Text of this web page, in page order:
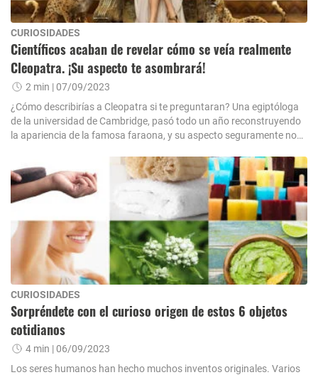
CURIOSIDADES
Científicos acaban de revelar cómo se veía realmente
Cleopatra. ¡Su aspecto te asombrará!
2 min | 07/09/2023
¿Cómo describirías a Cleopatra si te preguntaran? Una egiptóloga
de la universidad de Cambridge, pasó todo un año reconstruyendo
la apariencia de la famosa faraona, y su aspecto seguramente no
CURIOSIDADES
Sorpréndete con el curioso origen de estos 6 objetos
cotidianos
4 min | 06/09/2023
Los seres humanos han hecho muchos inventos originales. Varios